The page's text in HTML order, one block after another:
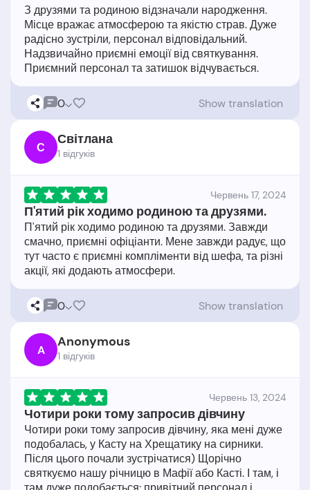
З друзями та родиною відзначали народження.
Місце вражає атмосферою та якістю страв. Дуже
радісно зустріли, персонал відповідальний.
Надзвичайно приємні емоції від святкування.
0 Show translation
С Світлана
1 відгукiв
Червень 17, 2024
П'ятий рік ходимо родиною та друзями.
П'ятий рік ходимо родиною та друзями. Завжди
смачно, приємні офіціанти. Мене завжди радує, що
тут часто є приємні комплімeнти від шефа, та різні
0 Show translation
A Anonymous
1 відгукiв
Червень 13, 2024
Чотири роки тому запросив дівчину
Чотири роки тому запросив дівчину, яка мені дуже
подобалась, у Касту на Хрещатику на сирники.
Після цього почали зустрічатися) Щорічно
святкуємо нашу річницю в Мафії або Касті. І там, і